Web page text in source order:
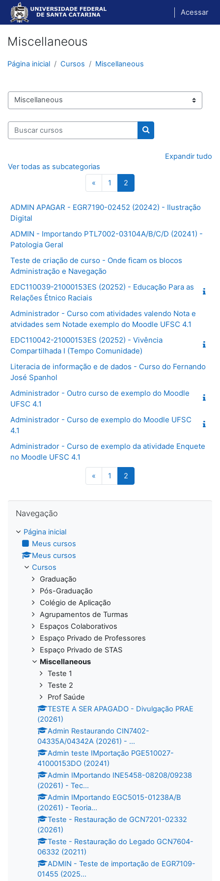
Ir para o conteúdo principal
Acessar
Miscellaneous
Página inicial Cursos Miscellaneous
Categorias de Cursos
Buscar cursos
Buscar cursos
Expandir tudo
Ver todas as subcategorias
« Página anterior
1 Página 1
2
ADMIN APAGAR - EGR7190-02452 (20242) - Ilustração
Digital
ADMIN - Importando PTL7002-03104A/B/C/D (20241) -
Patologia Geral
Teste de criação de curso - Onde ficam os blocos
Administração e Navegação
EDC110039-21000153ES (20252) - Educação Para as
Relações Étnico Raciais
Administrador - Curso com atividades valendo Nota e
atvidades sem Notade exemplo do Moodle UFSC 4.1
EDC110042-21000153ES (20252) - Vivência
Compartilhada I (Tempo Comunidade)
Literacia de informação e de dados - Curso do Fernando
José Spanhol
Administrador - Outro curso de exemplo do Moodle
UFSC 4.1
Administrador - Curso de exemplo do Moodle UFSC
4.1
Administrador - Curso de exemplo da atividade Enquete
no Moodle UFSC 4.1
« Página anterior
1 Página 1
2
Navegação
Página inicial
Meus cursos
Meus cursos
Cursos
Graduação
Pós-Graduação
Colégio de Aplicação
Agrupamentos de Turmas
Espaços Colaborativos
Espaço Privado de Professores
Espaço Privado de STAS
Miscellaneous
Teste 1
Teste 2
Prof Saúde
TESTE A SER APAGADO - Divulgação PRAE
(20261)
Admin Restaurando CIN7402-
04335A/04342A (20261) - ...
Admin teste IMportação PGE510027-
41000153DO (20241)
Admin IMportando INE5458-08208/09238
(20261) - Tec...
Admin IMportando EGC5015-01238A/B
(20261) - Teoria...
Teste - Restauração de GCN7201-02332
(20261)
Teste - Restauração do Legado GCN7604-
06332 (20211)
ADMIN - Teste de importação de EGR7109-
01455 (2025...